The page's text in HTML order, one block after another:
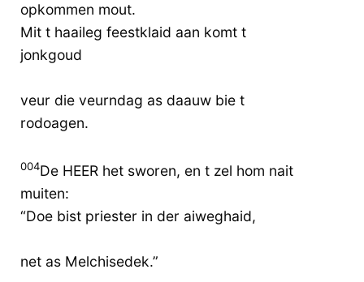
opkommen mout.
Mit t haaileg feestklaid aan komt t
jonkgoud
veur die veurndag as daauw bie t
rodoagen.
004De HEER het sworen, en t zel hom nait
muiten:
“Doe bist priester in der aiweghaid,
net as Melchisedek.”